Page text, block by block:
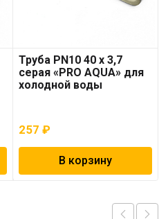
Труба PN10 40 x 3,7
серая «PRO AQUA» для
холодной воды
257₽
В корзину